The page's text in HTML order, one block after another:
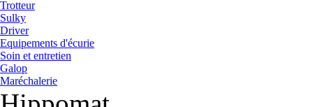
Trotteur
Sulky
Driver
Equipements d'écurie
Soin et entretien
Galop
Maréchalerie